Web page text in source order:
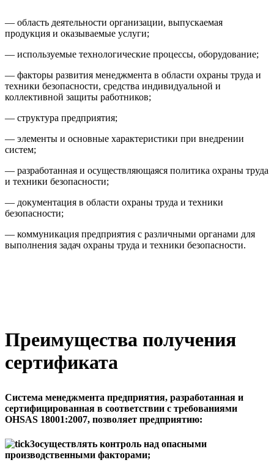
— область деятельности организации, выпускаемая
продукция и оказываемые услуги;
— используемые технологические процессы, оборудование;
— факторы развития менеджмента в области охраны труда и
техники безопасности, средства индивидуальной и
коллективной защиты работников;
— структура предприятия;
— элементы и основные характеристики при внедрении
систем;
— разработанная и осуществляющаяся политика охраны труда
и техники безопасности;
— документация в области охраны труда и техники
безопасности;
— коммуникация предприятия с различными органами для
выполнения задач охраны труда и техники безопасности.
Преимущества получения
сертификата
Система менеджмента предприятия, разработанная и
сертифицированная в соответствии с требованиями
OHSAS 18001:2007, позволяет предприятию:
осуществлять контроль над опасными
производственными факторами;